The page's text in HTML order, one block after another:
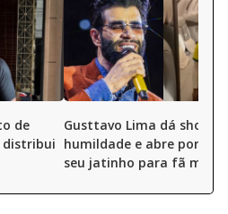
de
distribui
Gusttavo Lima dá show
humildade e abre portas
seu jatinho para fã mirim